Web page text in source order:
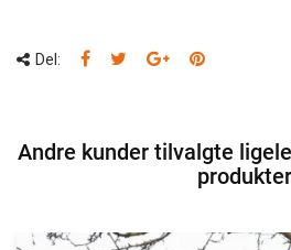
Del:
Andre kunder tilvalgte